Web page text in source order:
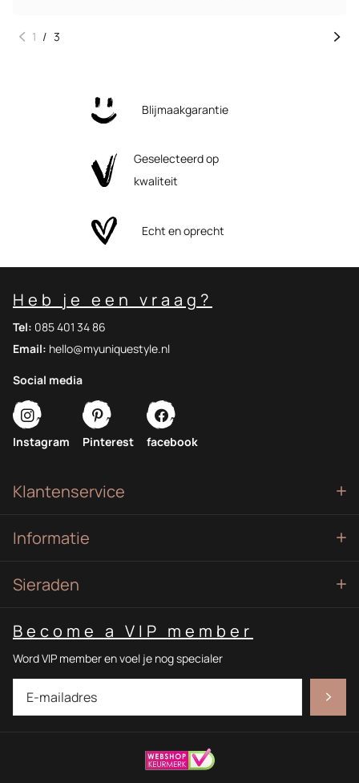
1 / 3
Blijmaakgarantie
Geselecteerd op
kwaliteit
Echt en oprecht
Klantenservice
Informatie
Sieraden
Become a VIP member
Word VIP member en voel je nog specialer
Heb je een vraag?
Tel: 085 401 34 86
Email: hello@myuniquestyle.nl
Social media
Instagram Pinterest facebook